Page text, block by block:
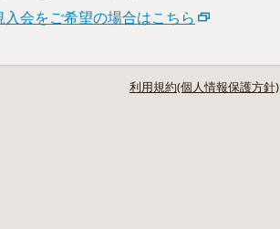
入会をご希望の場合はこちら
利用規約(個人情報保護方針)